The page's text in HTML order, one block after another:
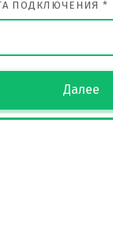
ПОДКЛЮЧЕНИЯ *
Далее